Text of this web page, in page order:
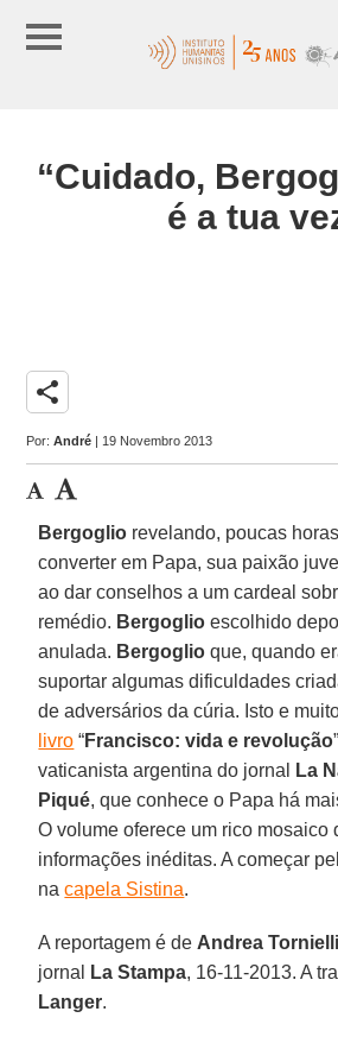
“Cuidado,
é a tua
share
Por:André | 19 Novembro 2013
Bergoglio revelando, poucas
converter em Papa, sua paixão
ao dar conselhos a um cardeal
remédio. Bergoglio escolhido
anulada. Bergoglio que, quando
suportar algumas dificuldades
de adversários da cúria. Isto e
livro “Francisco: vida e revolução
vaticanista argentina do jornal
La
Piqué, que conhece o Papa há
O volume oferece um rico mosaico
informações inéditas. A começar
nacapela Sistina.
A reportagem é de Andrea Tornielli
jornal
La Stampa, 16-11-2013. A
Langer.